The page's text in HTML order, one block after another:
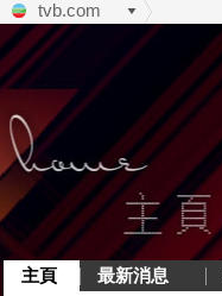
tvb.com
主頁 最新消息